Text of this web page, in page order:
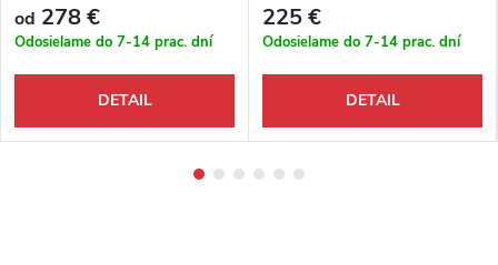
od 278 €
Odosielame do 7-14 prac. dní
DETAIL
225 €
Odosielame do 7-14 prac. dní
DETAIL